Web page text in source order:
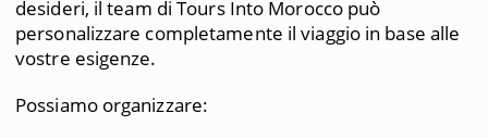
desideri, il team di Tours Into Morocco può
personalizzare completamente il viaggio in base alle
vostre esigenze.
Possiamo organizzare: